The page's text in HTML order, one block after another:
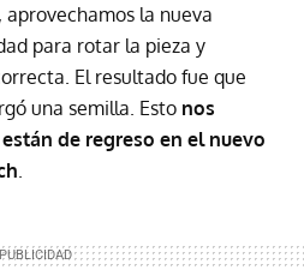
la nueva
para rotar la pieza y
El resultado fue que
una semilla. Esto nos
de regreso en el nuevo